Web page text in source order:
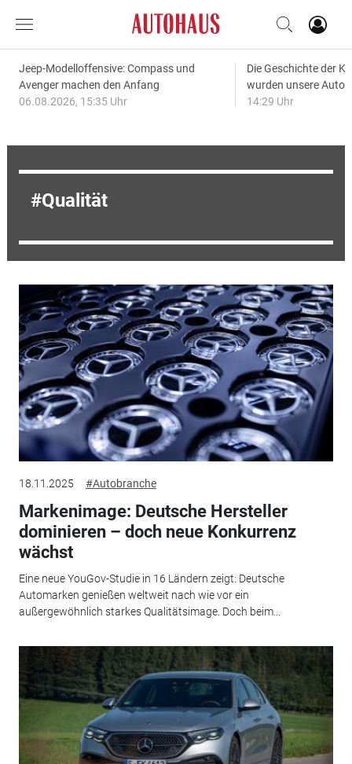
Jeep-Modelloffensive: Compass und
Avenger machen den Anfang
06.08.2026, 15:35 Uhr
Die Geschichte der
wurden unsere
14:29 Uhr
Qualität
18.11.2025 #Autobranche
Markenimage: Deutsche Hersteller
dominieren – doch neue Konkurrenz
wächst
Eine neue YouGov-Studie in 16 Ländern zeigt: Deutsche
Automarken genießen weltweit nach wie vor ein
außergewöhnlich starkes Qualitätsimage. Doch beim...